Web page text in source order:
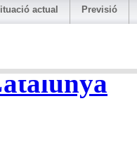
actual Previsió